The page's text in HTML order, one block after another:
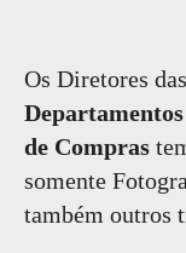
Os Diretores
de Compras
somente
também outros